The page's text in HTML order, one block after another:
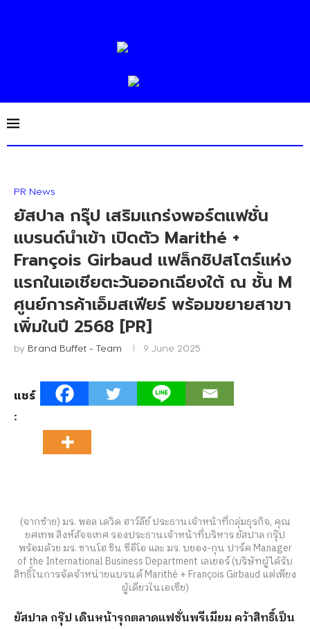
PR News
ยัสปาล กรุ๊ป เสริมแกร่งพอร์ตแฟชั่น
แบรนด์นำเข้า เปิดตัว Marithé +
François Girbaud แฟล็กชิปสโตร์แห่ง
แรกในเอเชียตะวันออกเฉียงใต้ ณ ชั้น M
ศูนย์การค้าเอ็มสเฟียร์ พร้อมขยายสาขา
เพิ่มในปี 2568 [PR]
by Brand Buffet - Team 9 June 2025
แชร์
:
(จากซ้าย) มร. พอล เดวิด ฮาว์ลีย์ ประธานเจ้าหน้าที่กลุ่มธุรกิจ, คุณ
ยศเทพ สิงห์สัจจเทศ รองประธานเจ้าหน้าที่บริหาร ยัสปาล กรุ๊ป
พร้อมด้วย มร. ชานโฮ ชิน ซีอีโอ และ มร. บยอง-กุน ปาร์ค Manager
of the International Business Department เลเยอร์ (บริษัทผู้ได้รับ
สิทธิ์ในการจัดจำหน่ายแบรนด์ Marithé + François Girbaud แต่เพียง
ผู้เดียวในเอเซีย)
ยัสปาล กรุ๊ป เดินหน้ารุกตลาดแฟชั่นพรีเมียม คว้าสิทธิ์เป็น